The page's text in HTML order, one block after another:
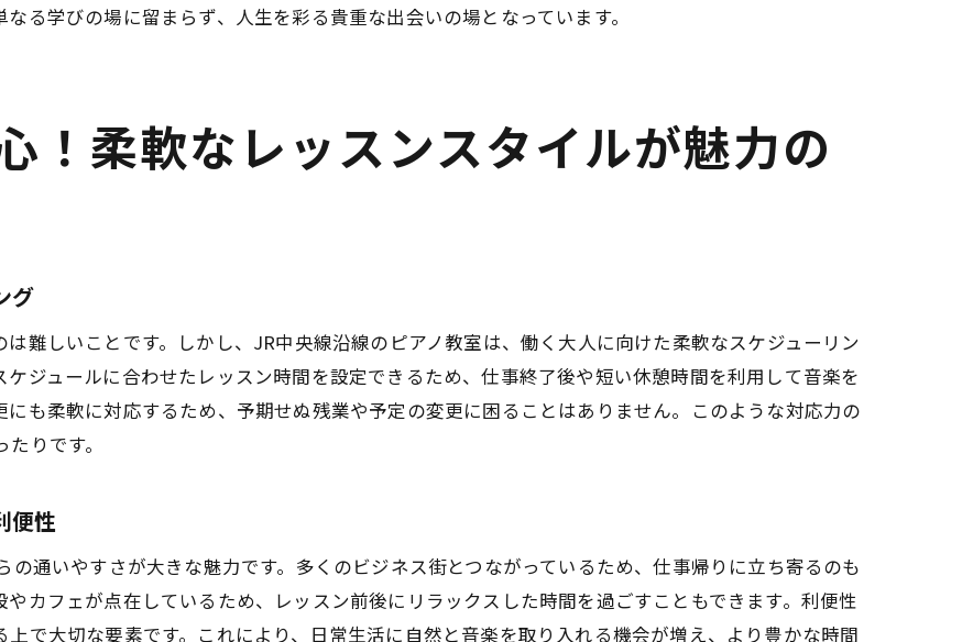
単な曲から始める日常の音楽体験
楽の力で日常に彩りを加える
しさに触れるピアノ教室大人が安心して通える理由
人だからこそ感じる音楽の魅力
やかな雰囲気が続けやすさを提供
心のサポート体制で持続可能
楽を通じた自己表現の楽しさ
る学びの場に留まらず、人生を彩る貴重な出会いの場となっています。
！柔軟なレッスンスタイルが魅力の
グ
難しいことです。しかし、JR中央線沿線のピアノ教室は、働く大人に向けた柔軟なスケジューリン
ジュールに合わせたレッスン時間を設定できるため、仕事終了後や短い休憩時間を利用して音楽を
も柔軟に対応するため、予期せぬ残業や予定の変更に困ることはありません。このような対応力の
りです。
便性
通いやすさが大きな魅力です。多くのビジネス街とつながっているため、仕事帰りに立ち寄るのも
カフェが点在しているため、レッスン前後にリラックスした時間を過ごすこともできます。利便性
で大切な要素です。これにより、日常生活に自然と音楽を取り入れる機会が増え、より豊かな時間